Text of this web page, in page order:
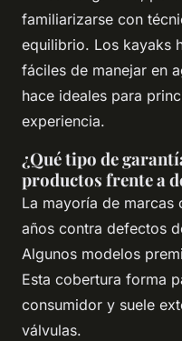
familiarizarse con
equilibrio. Los kayaks
fáciles de manejar en
hace ideales para
experiencia.
¿Qué tipo de
productos frente a
La mayoría de marcas
años contra defectos
Algunos modelos
Esta cobertura forma
consumidor y suele
válvulas.